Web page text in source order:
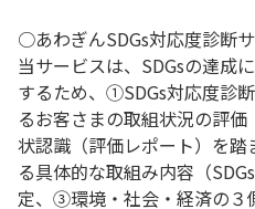
○あわぎんSDGs対応度診断
当サービスは、SDGsの達成
するため、①SDGs対応度診
るお客さまの取組状況の評
状認識（評価レポート）を
る具体的な取組み内容（
定、③環境・社会・経済の３